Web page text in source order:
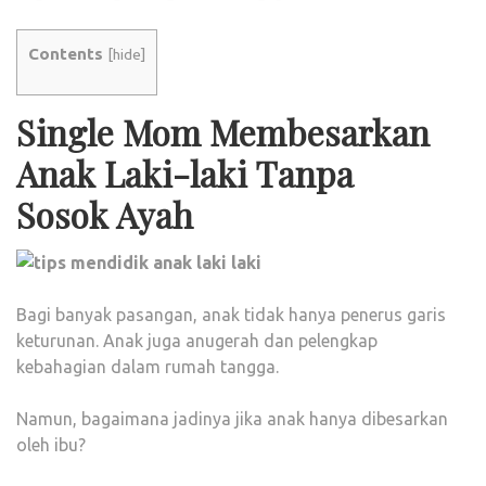
Contents [hide]
Single Mom Membesarkan
Anak Laki-laki Tanpa
Sosok Ayah
Bagi banyak pasangan, anak tidak hanya penerus garis
keturunan. Anak juga anugerah dan pelengkap
kebahagian dalam rumah tangga.
Namun, bagaimana jadinya jika anak hanya dibesarkan
oleh ibu?